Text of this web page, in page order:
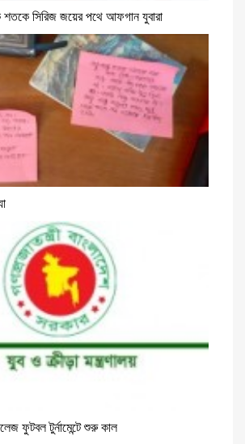
সিরিজ জয়ের পথে আফগান যুবারা
ফুটবল টুর্নামেন্টে শুরু কাল